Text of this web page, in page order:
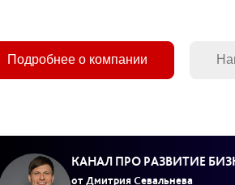
Подробнее о компании
КАНАЛ ПРО РАЗВИТИЕ
от Дмитрия Севальнева